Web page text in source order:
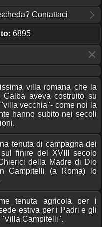
Contattaci
6895
villa romana che la
Galba aveva costruito su
vecchia"- come noi la
hanno subito nei secoli
tenuta di campagna dei
finire del XVIII secolo
della Madre di Dio
Campitelli (a Roma) lo
tenuta agricola per i
estiva per i Padri e gli
Campitelli".